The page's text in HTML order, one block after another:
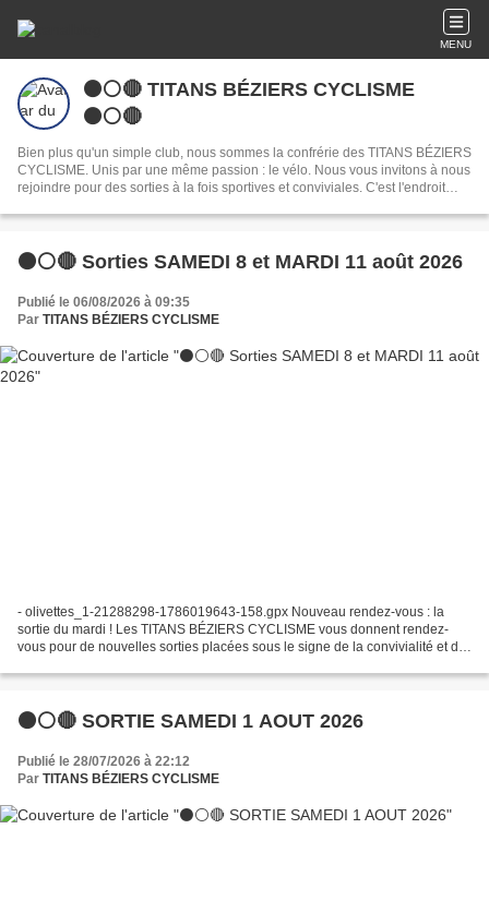
MENU
⚫️⚪️🔴 TITANS BÉZIERS CYCLISME
⚫️⚪️🔴
Bien plus qu'un simple club, nous sommes la confrérie des TITANS BÉZIERS
CYCLISME. Unis par une même passion : le vélo. Nous vous invitons à nous
rejoindre pour des sorties à la fois sportives et conviviales. C'est l'endroit
amitiés.
⚫⚪🔴 Sorties SAMEDI 8 et MARDI 11 août 2026
Publié le 06/08/2026 à 09:35
Par TITANS BÉZIERS CYCLISME
- olivettes_1-21288298-1786019643-158.gpx Nouveau rendez-vous : la
sortie du mardi ! Les TITANS BÉZIERS CYCLISME vous donnent rendez-
vous pour de nouvelles sorties placées sous le signe de la convivialité et du
⚫⚪🔴 SORTIE SAMEDI 1 AOUT 2026
Publié le 28/07/2026 à 22:12
Par TITANS BÉZIERS CYCLISME